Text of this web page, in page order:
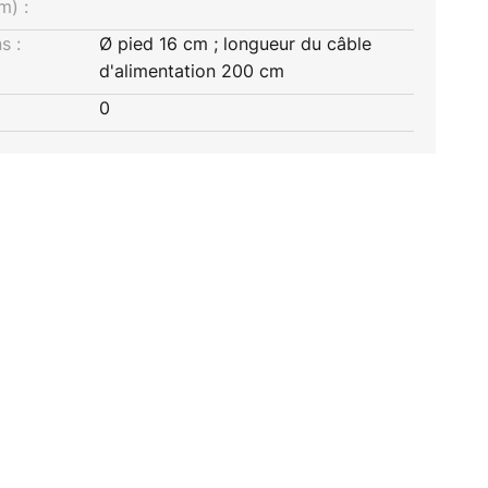
:
:
Ø pied 16 cm ; longueur du câble
d'alimentation 200 cm
0